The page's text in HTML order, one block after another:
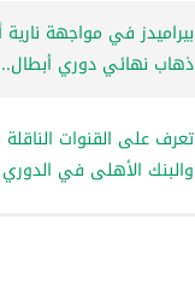
بيراميدز في مواجهة
ذهاب نهائي دوري
تعرف على القنوات الناقلة
والبنك الأهلى في